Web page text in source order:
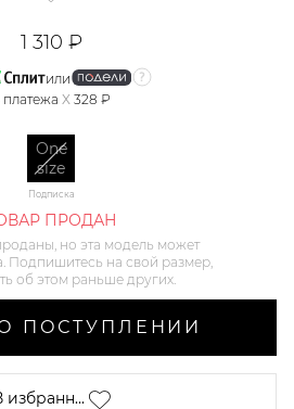
1 310 ₽
или
платежа X 328 ₽
One
size
Подписка
ПРОДАН
но эта модель может
Подпишитесь на свой размер,
об этом раньше других.
ПОСТУПЛЕНИИ
избранн...